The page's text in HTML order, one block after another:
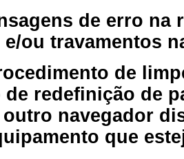
de erro
e/ou travamentos
de
redefinição de
navegador
que